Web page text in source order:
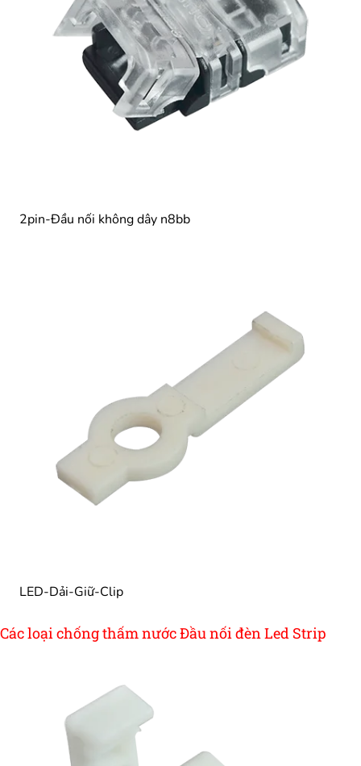
2pin-Đầu nối không dây n8bb
LED-Dải-Giữ-Clip
Các loại chống thấm nước Đầu nối đèn Led Strip